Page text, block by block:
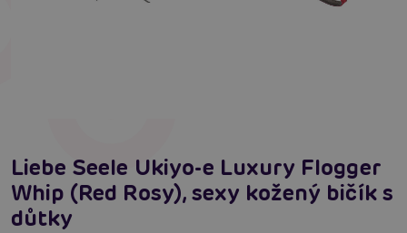
Liebe Seele Ukiyo-e Luxury Flogger
Whip (Red Rosy), sexy kožený bičík s
důtky